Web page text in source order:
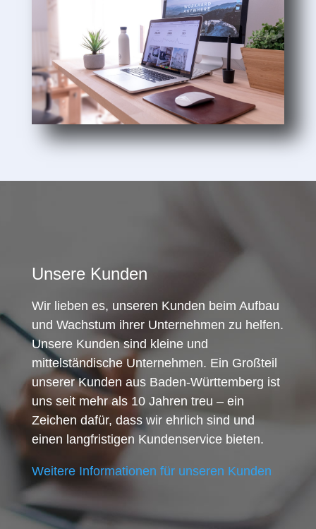
Unsere Kunden
Wir lieben es, unseren Kunden beim Aufbau
und Wachstum ihrer Unternehmen zu helfen.
Unsere Kunden sind kleine und
mittelständische Unternehmen. Ein Großteil
unserer Kunden aus Baden-Württemberg ist
uns seit mehr als 10 Jahren treu – ein
Zeichen dafür, dass wir ehrlich sind und
einen langfristigen Kundenservice bieten.
Weitere Informationen für unseren Kunden